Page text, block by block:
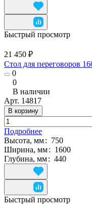
Быстрый просмотр
21 450 ₽
Стол для переговоров
0
0
В наличии
Арт. 14817
В корзину
Подробнее
Высота, мм: 750
Ширина, мм: 1600
Глубина, мм: 440
Быстрый просмотр